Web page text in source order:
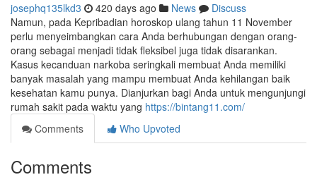
josephq135lkd3 420 days ago News
Discuss
Namun, pada Kepribadian horoskop ulang tahun 11 November
perlu menyeimbangkan cara Anda berhubungan dengan orang-
orang sebagai menjadi tidak fleksibel juga tidak disarankan.
Kasus kecanduan narkoba seringkali membuat Anda memiliki
banyak masalah yang mampu membuat Anda kehilangan baik
kesehatan kamu punya. Dianjurkan bagi Anda untuk mengunjungi
rumah sakit pada waktu yang https://bintang11.com/
Comments
Who Upvoted
Comments